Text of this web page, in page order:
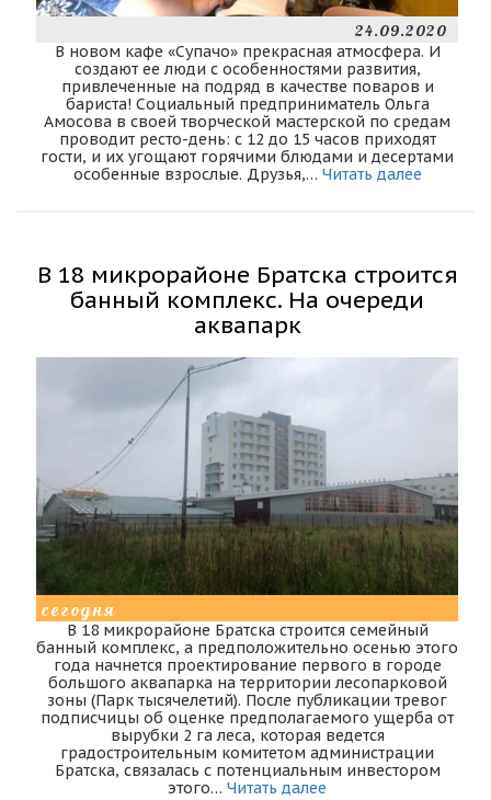
24.09.2020
В новом кафе «Супачо» прекрасная атмосфера. И
создают ее люди с особенностями развития,
привлеченные на подряд в качестве поваров и
бариста! Социальный предприниматель Ольга
Амосова в своей творческой мастерской по средам
проводит ресто-день: с 12 до 15 часов приходят
гости, и их угощают горячими блюдами и десертами
особенные взрослые. Друзья,… Читать далее
В 18 микрорайоне Братска строится
банный комплекс. На очереди
аквапарк
сегодня
В 18 микрорайоне Братска строится семейный
банный комплекс, а предположительно осенью этого
года начнется проектирование первого в городе
большого аквапарка на территории лесопарковой
зоны (Парк тысячелетий). После публикации тревог
подписчицы об оценке предполагаемого ущерба от
вырубки 2 га леса, которая ведется
градостроительным комитетом администрации
Братска, связалась с потенциальным инвестором
этого… Читать далее